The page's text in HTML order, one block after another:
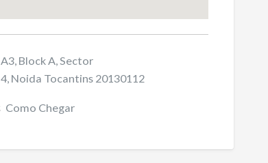
A3, Block A, Sector
4, Noida Tocantins 20130112
Como Chegar